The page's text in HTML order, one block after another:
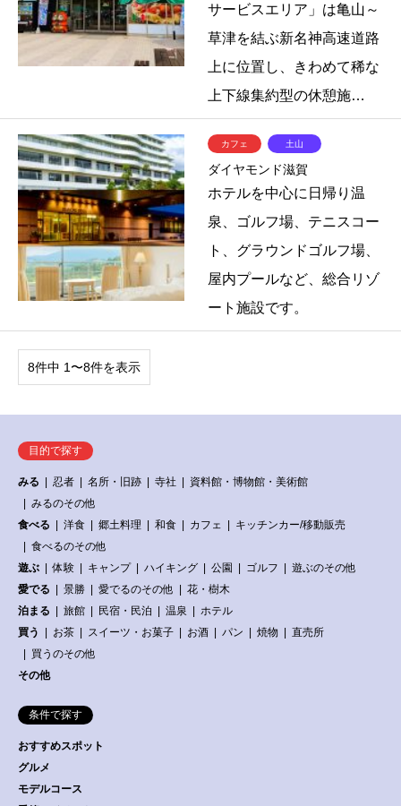
サービスエリア」は亀山～
草津を結ぶ新名神高速道路
上に位置し、きわめて稀な
上下線集約型の休憩施…
カフェ 土山
ダイヤモンド滋賀
ホテルを中心に日帰り温
泉、ゴルフ場、テニスコー
ト、グラウンドゴルフ場、
屋内プールなど、総合リゾ
ート施設です。
8件中 1〜8件を表示
目的で探す
みる 忍者 名所・旧跡 寺社
資料館・博物館・美術館
みるのその他
食べる
洋食 郷土料理 和食 カフェ
キッチンカー/移動販売
食べるのその他
遊ぶ
体験 キャンプ ハイキング 公園 ゴルフ
遊ぶのその他
愛でる
景勝 愛でるのその他
花・樹木
泊まる
旅館 民宿・民泊 温泉
ホテル
買う
お茶 スイーツ・お菓子 お酒 パン 焼物
直売所
買うのその他
その他
条件で探す
おすすめスポット
グルメ
モデルコース